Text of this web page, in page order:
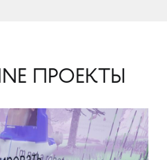
ПРОЕКТЫ